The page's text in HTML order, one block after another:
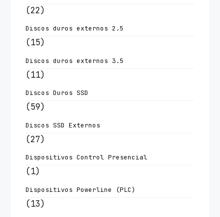
(22)
Discos duros externos 2.5
(15)
Discos duros externos 3.5
(11)
Discos Duros SSD
(59)
Discos SSD Externos
(27)
Dispositivos Control Presencial
(1)
Dispositivos Powerline (PLC)
(13)